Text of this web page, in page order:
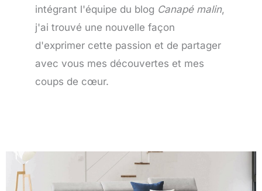
intégrant l'équipe du blog Canapé malin,
j'ai trouvé une nouvelle façon
d'exprimer cette passion et de partager
avec vous mes découvertes et mes
coups de cœur.